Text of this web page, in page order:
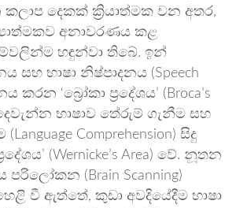
කලාප දෙකක් ක්‍රියාත්මක වන අතර,
අනාවරණය කළ
හඳුන්වා තිබේ. ඉන්
සහ භාෂා නිෂ්පාදනය (Speech
කරන ‘බ්‍රෝකා ප්‍රදේශය’ (Broca’s
භාෂාව තේරුම් ගැනීම සහ
Comprehension) සිදු
(Wernicke’s Area) වේ. නූතන
(Brain Scanning)
වී ඇත්තේ, කුඩා අවදියේදීම භාෂා